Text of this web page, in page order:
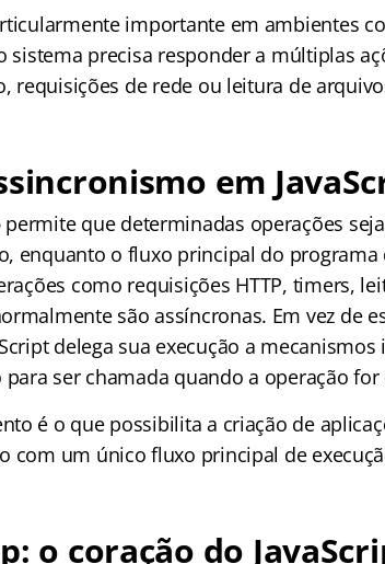
importante em ambientes
sistema precisa responder a múltiplas
requisições de rede ou leitura de
em
permite que determinadas operações
enquanto o fluxo principal do
como requisições HTTP, timers,
são assíncronas. Em vez de
delega sua execução a
ser chamada quando a operação
é o que possibilita a criação de
com um único fluxo principal de
o coração do